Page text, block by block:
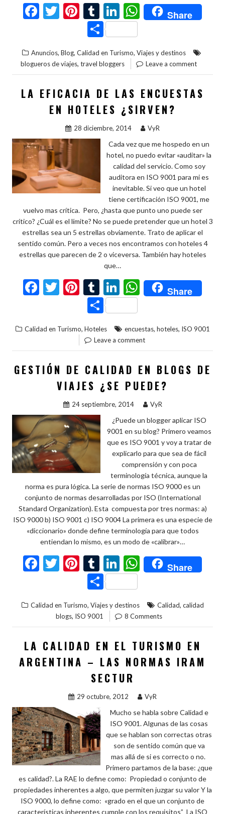
F
b
o
o
k
T
er
Pi
nt
er
es
t
T
u
m
bl
r
Li
n
ke
dI
n
W
h
s
A
p
p
Share
C
o
m
p
ar
ti
r
Anuncios, Blog, Calidad en Turismo, Viajes y destinos
blogueros de viajes, travel bloggers Leave a comment
LA EFICACIA DE LAS ENCUESTAS
EN HOTELES ¿SIRVEN?
28 diciembre, 2014 VyR
Cada vez que me hospedo en un
hotel, no puedo evitar «auditar» la
calidad del servicio. Como soy
auditora en ISO 9001 para mi es
inevitable. Si veo que un hotel
tiene certificación ISO 9001, me
vuelvo mas crítica. Pero, ¿hasta que punto uno puede ser
crítico? ¿Cuál es el límite? No se puede pretender que un hotel 3
estrellas sea un 5 estrellas obviamente. Trato de aplicar el
sentido común. Pero a veces nos encontramos con hoteles 4
estrellas que parecen de 2 o viceversa. También hay hoteles
que…
F
b
o
o
T
er
Pi
nt
er
es
t
T
u
m
bl
r
Li
n
ke
dI
n
W
h
s
A
p
p
Share
C
o
m
p
ar
ti
r
Calidad en Turismo, Hoteles encuestas, hoteles, ISO 9001
Leave a comment
GESTIÓN DE CALIDAD EN BLOGS DE
VIAJES ¿SE PUEDE?
24 septiembre, 2014 VyR
¿Puede un blogger aplicar ISO
9001 en su blog? Primero veamos
que es ISO 9001 y voy a tratar de
explicarlo para que sea de fácil
comprensión y con poca
terminología técnica, aunque la
norma es pura lógica. La serie de normas ISO 9000 es un
conjunto de normas desarrolladas por ISO (International
Standard Organization). Esta compuesta por tres normas: a)
ISO 9000 b) ISO 9001 c) ISO 9004 La primera es una especie de
«diccionario» donde define terminología para que todos
entiendan lo mismo, es un modo de «calibrar»…
F
b
o
o
k
T
er
Pi
nt
er
es
t
T
u
m
bl
r
Li
n
ke
dI
n
W
h
s
A
p
p
Share
C
m
p
ar
ti
r
Calidad en Turismo, Viajes y destinos Calidad, calidad
blogs, ISO 9001 8 Comments
LA CALIDAD EN EL TURISMO EN
ARGENTINA – LAS NORMAS IRAM
SECTUR
29 octubre, 2012 VyR
Mucho se habla sobre Calidad e
ISO 9001. Algunas de las cosas
que se hablan son correctas otras
son de sentido común que va
mas allá de si es correcto o no.
Primero partamos de la base: ¿que
es calidad?. La RAE lo define como: Propiedad o conjunto de
propiedades inherentes a algo, que permiten juzgar su valor Y la
ISO 9000, lo define como: «grado en el que un conjunto de
características inherentes cumple con los requisitos” La ISO